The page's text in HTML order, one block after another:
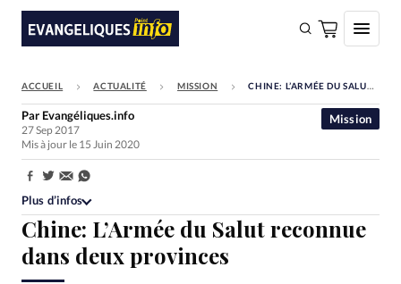
FAIRE UN DON
Faire un don
Société
Monde
Bible
ACCUEIL ACTUALITÉ MISSION CHINE: L’ARMÉE DU SALUT RECONNUE DANS DEUX PROVINCES
Chine: L’Armée du Salut reconnue
dans deux provinces
Mission
Par Evangéliques.info
27 Sep 2017
Mis à jour le 15 Juin 2020
Partager:
Plus d’infos